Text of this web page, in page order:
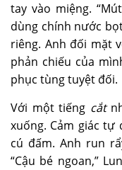
tay vào miệng.
dùng chính nước
riêng. Anh đối mặt
phản chiếu của
phục tùng tuyệt đối.
Với một tiếng cắt
xuống. Cảm giác
cú đấm. Anh run
“Cậu bé ngoan,”